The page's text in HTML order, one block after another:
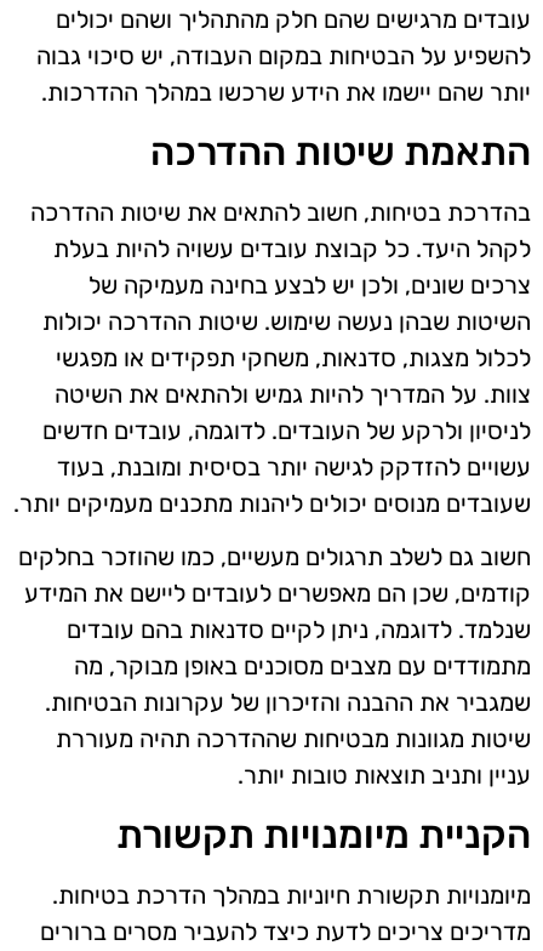
עובדים מרגישים שהם חלק מהתהליך ושהם יכולים
להשפיע על הבטיחות במקום העבודה, יש סיכוי גבוה
יותר שהם יישמו את הידע שרכשו במהלך ההדרכות.
התאמת שיטות ההדרכה
בהדרכת בטיחות, חשוב להתאים את שיטות ההדרכה
לקהל היעד. כל קבוצת עובדים עשויה להיות בעלת
צרכים שונים, ולכן יש לבצע בחינה מעמיקה של
השיטות שבהן נעשה שימוש. שיטות ההדרכה יכולות
לכלול מצגות, סדנאות, משחקי תפקידים או מפגשי
צוות. על המדריך להיות גמיש ולהתאים את השיטה
לניסיון ולרקע של העובדים. לדוגמה, עובדים חדשים
עשויים להזדקק לגישה יותר בסיסית ומובנת, בעוד
שעובדים מנוסים יכולים ליהנות מתכנים מעמיקים יותר.
חשוב גם לשלב תרגולים מעשיים, כמו שהוזכר בחלקים
קודמים, שכן הם מאפשרים לעובדים ליישם את המידע
שנלמד. לדוגמה, ניתן לקיים סדנאות בהם עובדים
מתמודדים עם מצבים מסוכנים באופן מבוקר, מה
שמגביר את ההבנה והזיכרון של עקרונות הבטיחות.
שיטות מגוונות מבטיחות שההדרכה תהיה מעוררת
עניין ותניב תוצאות טובות יותר.
הקניית מיומנויות תקשורת
מיומנויות תקשורת חיוניות במהלך הדרכת בטיחות.
מדריכים צריכים לדעת כיצד להעביר מסרים ברורים